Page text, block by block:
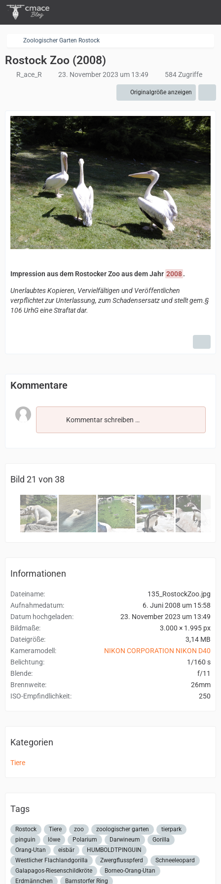
Zoologischer Garten Rostock
Rostock Zoo (2008)
R_ace_R 23. November 2023 um 13:49 584 Zugriffe
Originalgröße anzeigen
Impression aus dem Rostocker Zoo aus dem Jahr 2008.
Unerlaubtes Kopieren, Vervielfältigen und Veröffentlichen
verpflichtet zur Unterlassung, zum Schadensersatz und stellt gem.§
106 UrhG eine Straftat dar.
Kommentare
Kommentar schreiben …
Bild 21 von 38
Informationen
Dateiname
135_RostockZoo.jpg
Aufnahmedatum
6. Juni 2008 um 15:58
Datum hochgeladen
23. November 2023 um 13:49
Bildmaße
3.000 × 1.995 px
Dateigröße
3,14 MB
Kameramodell
NIKON CORPORATION NIKON D40
Belichtung
1/160 s
Blende
f/11
Brennweite
26mm
ISO-Empfindlichkeit
250
Kategorien
Tiere
Tags
Rostock Tiere zoo zoologischer garten
tierpark
pinguin
löwe Polarium Darwineum
Gorilla
Orang-Utan
eisbär
HUMBOLDTPINGUIN
Westlicher Flachlandgorilla
Zwergflusspferd
Schneeleopard
Galapagos-Riesenschildkröte
Borneo-Orang-Utan
Erdmännchen
Barnstorfer Ring